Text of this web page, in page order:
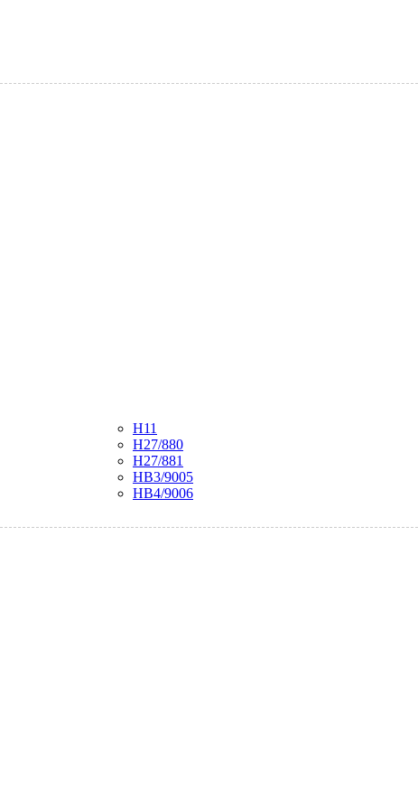
H11
H27/880
H27/881
HB3/9005
HB4/9006